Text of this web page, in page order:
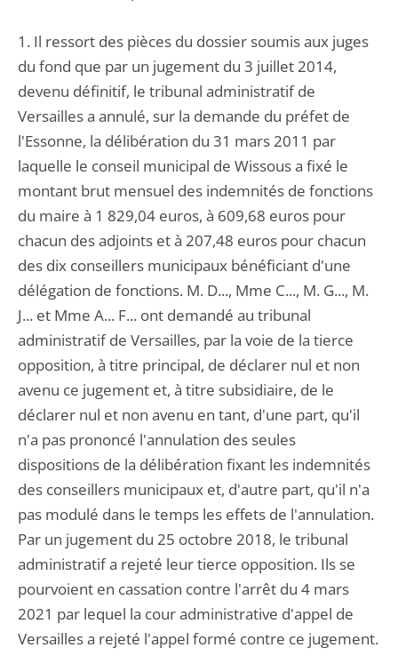
1. Il ressort des pièces du dossier soumis aux juges
du fond que par un jugement du 3 juillet 2014,
devenu définitif, le tribunal administratif de
Versailles a annulé, sur la demande du préfet de
l'Essonne, la délibération du 31 mars 2011 par
laquelle le conseil municipal de Wissous a fixé le
montant brut mensuel des indemnités de fonctions
du maire à 1 829,04 euros, à 609,68 euros pour
chacun des adjoints et à 207,48 euros pour chacun
des dix conseillers municipaux bénéficiant d'une
délégation de fonctions. M. D..., Mme C..., M. G..., M.
J... et Mme A... F... ont demandé au tribunal
administratif de Versailles, par la voie de la tierce
opposition, à titre principal, de déclarer nul et non
avenu ce jugement et, à titre subsidiaire, de le
déclarer nul et non avenu en tant, d'une part, qu'il
n'a pas prononcé l'annulation des seules
dispositions de la délibération fixant les indemnités
des conseillers municipaux et, d'autre part, qu'il n'a
pas modulé dans le temps les effets de l'annulation.
Par un jugement du 25 octobre 2018, le tribunal
administratif a rejeté leur tierce opposition. Ils se
pourvoient en cassation contre l'arrêt du 4 mars
2021 par lequel la cour administrative d'appel de
Versailles a rejeté l'appel formé contre ce jugement.